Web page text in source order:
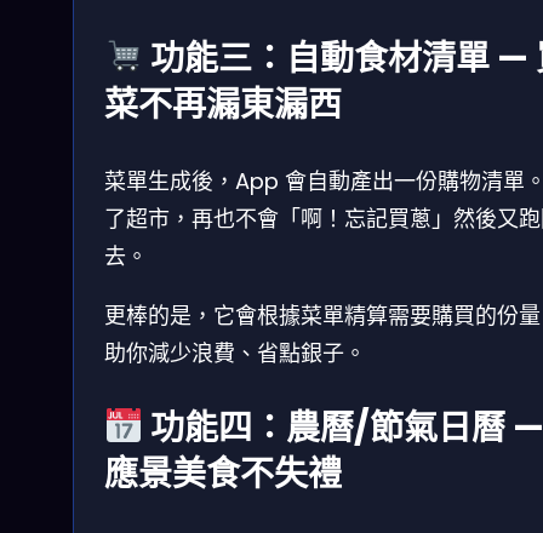
功能三：自動食材清單 —
菜不再漏東漏西
菜單生成後，App 會自動產出一份購物清單
了超市，再也不會「啊！忘記買蔥」然後又
去。
更棒的是，它會根據菜單精算需要購買的份
助你減少浪費、省點銀子。
功能四：農曆/節氣日曆 —
應景美食不失禮